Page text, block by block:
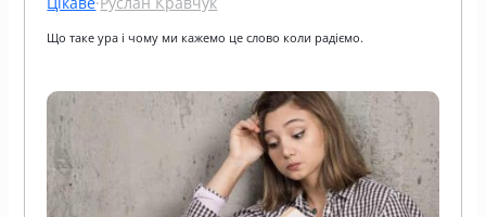
Що таке ура і чому ми кажемо це слово коли радіємо.